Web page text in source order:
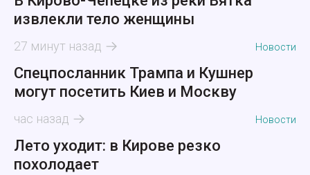
извлекли тело женщины
27 минут назад Новости
Спецпосланник Трампа и Кушнер
могут посетить Киев и Москву
час назад Новости
Лето уходит: в Кирове резко
похолодает